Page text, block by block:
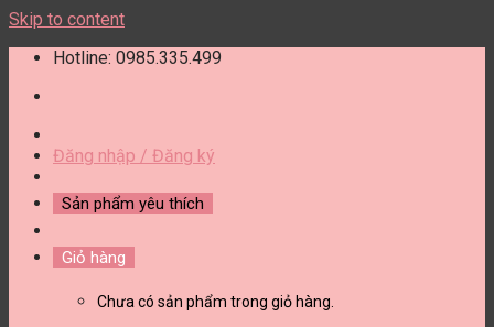
Skip to content
Hotline: 0985.335.499
Đăng nhập / Đăng ký
Sản phẩm yêu thích
Giỏ hàng
Chưa có sản phẩm trong giỏ hàng.